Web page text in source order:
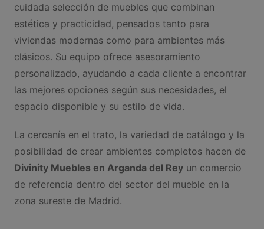
cuidada selección de muebles que combinan
estética y practicidad, pensados tanto para
viviendas modernas como para ambientes más
clásicos. Su equipo ofrece asesoramiento
personalizado, ayudando a cada cliente a encontrar
las mejores opciones según sus necesidades, el
espacio disponible y su estilo de vida.
La cercanía en el trato, la variedad de catálogo y la
posibilidad de crear ambientes completos hacen de
Divinity Muebles en Arganda del Reyun comercio
de referencia dentro del sector del mueble en la
zona sureste de Madrid.